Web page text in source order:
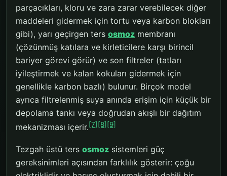
parçacıkları, kloru ve zara zarar verebilecek diğer
maddeleri gidermek için tortu veya karbon blokları
gibi), yarı geçirgen ters osmoz membranı
(çözünmüş katılara ve kirleticilere karşı birincil
bariyer görevi görür) ve son filtreler (tatları
iyileştirmek ve kalan kokuları gidermek için
genellikle karbon bazlı) bulunur. Birçok model
ayrıca filtrelenmiş suya anında erişim için küçük bir
depolama tankı veya doğrudan akışlı bir dağıtım
mekanizması içerir.[7] [8] [9]
Tezgah üstü ters osmoz sistemleri güç
gereksinimleri açısından farklılık gösterir: çoğu